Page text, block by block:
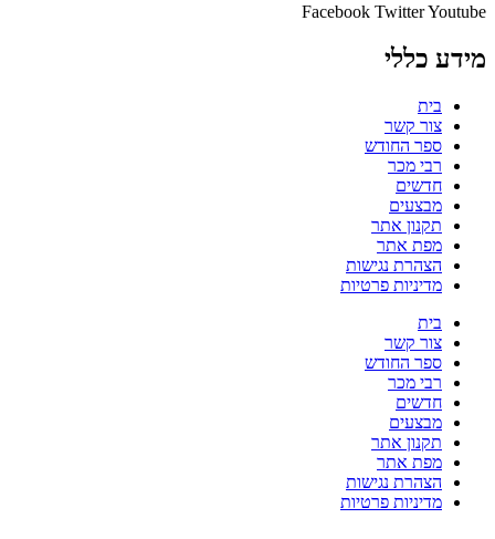
Facebook TwitterYoutube
מידע כללי
בית
צור קשר
ספר החודש
רבי מכר
חדשים
מבצעים
תקנון אתר
מפת אתר
הצהרת נגישות
מדיניות פרטיות
בית
צור קשר
ספר החודש
רבי מכר
חדשים
מבצעים
תקנון אתר
מפת אתר
הצהרת נגישות
מדיניות פרטיות